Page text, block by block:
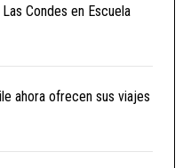
Condes en Escuela
ahora ofrecen sus viajes